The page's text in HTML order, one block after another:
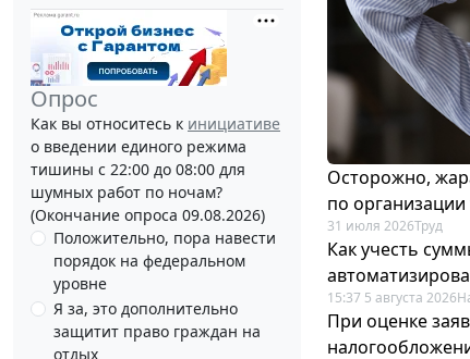
Опрос
Как вы относитесь к инициативе
о введении единого режима
тишины с 22:00 до 08:00 для
шумных работ по ночам?
(Окончание опроса 09.08.2026)
Положительно, пора навести
порядок на федеральном
уровне
Я за, это дополнительно
защитит право граждан на
отдых
Осторожно,
по организации
31 июля 2026Труд
Как учесть
15:37 5 августа 2026
При оценке